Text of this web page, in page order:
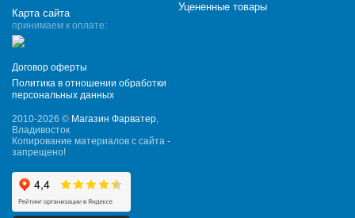
принимаем к оплате:
Договор оферты
Политика в отношении обработки
персональных данных
2010-2026 © Магазин Фарватер,
Владивосток
Копирование материалов с сайта -
запрещено!
Карта сайта
Уцененные товары